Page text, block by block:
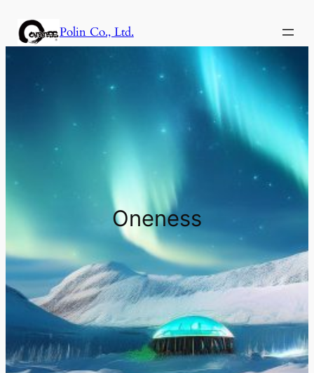
を
Polin Co., Ltd.
Oneness